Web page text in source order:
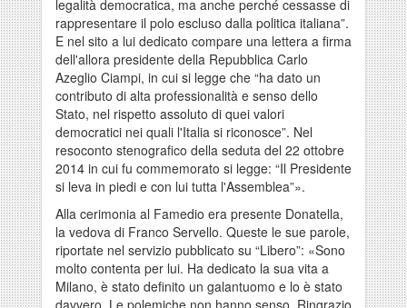
legalità democratica, ma anche perché cessasse di
rappresentare il polo escluso dalla politica italiana”.
E nel sito a lui dedicato compare una lettera a firma
dell'allora presidente della Repubblica Carlo
Azeglio Ciampi, in cui si legge che “ha dato un
contributo di alta professionalità e senso dello
Stato, nel rispetto assoluto di quei valori
democratici nei quali l'Italia si riconosce”. Nel
resoconto stenografico della seduta del 22 ottobre
2014 in cui fu commemorato si legge: “Il Presidente
si leva in piedi e con lui tutta l'Assemblea”».
Alla cerimonia al Famedio era presente Donatella,
la vedova di Franco Servello. Queste le sue parole,
riportate nel servizio pubblicato su “Libero”: «Sono
molto contenta per lui. Ha dedicato la sua vita a
Milano, è stato definito un galantuomo e lo è stato
davvero. Le polemiche non hanno senso. Ringrazio